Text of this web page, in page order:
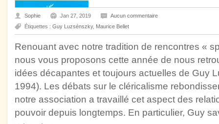
Sophie Jan 27, 2019
Aucun commentaire
Étiquettes : Guy Luzsénszky, Maurice Bellet
Renouant avec notre tradition de rencontres «
nous vous proposons cette année de nous
idées décapantes et toujours actuelles de Guy
1994). Les débats sur le cléricalisme
notre association a travaillé cet aspect des
pouvoir depuis longtemps. En particulier, Guy